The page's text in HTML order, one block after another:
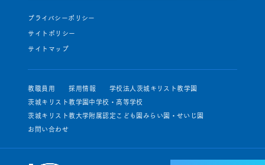
プライバシーポリシー
サイトポリシー
サイトマップ
教職員用 採用情報
学校法人茨城キリスト教学園
茨城キリスト教学園中学校・高等学校
茨城キリスト教大学附属認定こども園みらい園・せいじ園
お問い合わせ